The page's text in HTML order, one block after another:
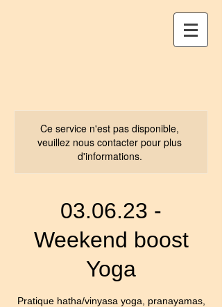
Ce service n'est pas disponible,
veuillez nous contacter pour plus
d'informations.
03.06.23 -
Weekend boost
Yoga
Pratique hatha/vinyasa yoga, pranayamas,